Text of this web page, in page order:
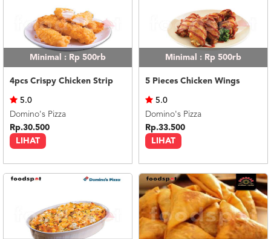
Minimal : Rp 500rb
4pcs Crispy Chicken Strip
LIHAT
5.0
Domino's Pizza
Rp.30.500
Minimal : Rp 500rb
5 Pieces Chicken Wings
LIHAT
5.0
Domino's Pizza
Rp.33.500